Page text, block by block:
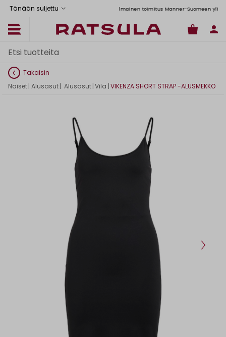
Tänään suljettuToimituskulut alk. 6,90€ Ilmainen toimitus Manner-Suomeen yli 120
Takaisin
Naiset| Alusasut| Alusasut |Vila |VIKENZA SHORT STRAP -ALUSMEKKO